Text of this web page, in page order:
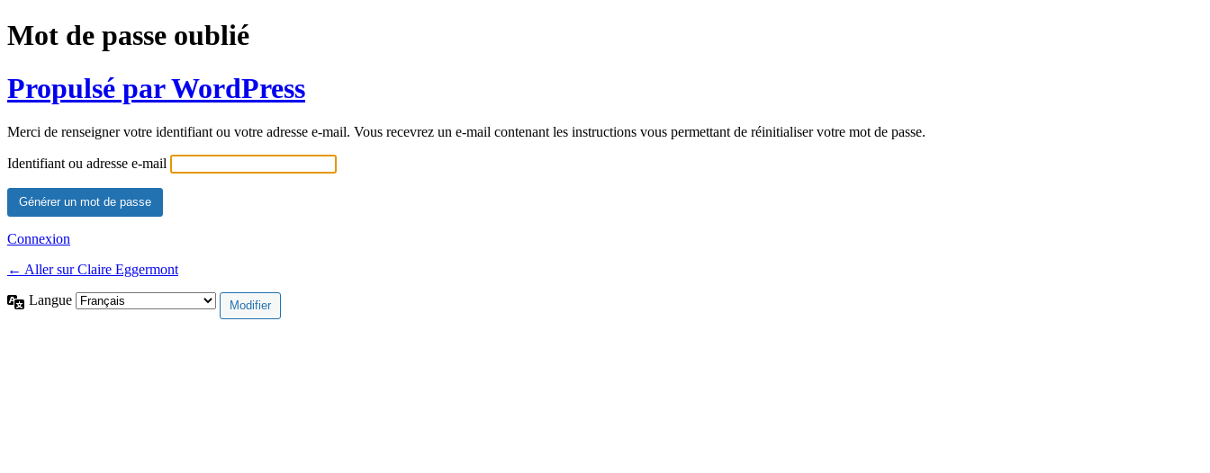
Mot de passe oublié
Propulsé par WordPress
Merci de renseigner votre identifiant ou votre adresse e-mail. Vous recevrez un e-mail contenant les instructions vous permettant de réinitialiser votre mot de passe.
Identifiant ou adresse e-mail
Connexion
← Aller sur Claire Eggermont
Langue